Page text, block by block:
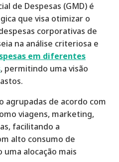
de Despesas (GMD) é
que visa otimizar o
corporativas de
na análise criteriosa e
em diferentes
, permitindo uma visão
agrupadas de acordo com
viagens, marketing,
facilitando a
alto consumo de
alocação mais